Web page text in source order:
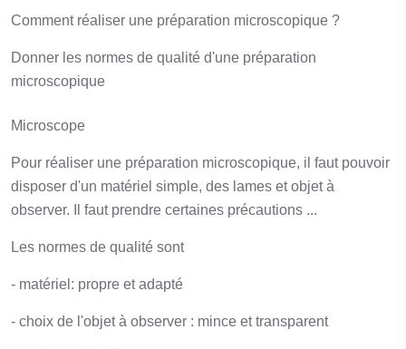
Comment réaliser une préparation microscopique ?
Donner les normes de qualité d'une préparation
microscopique
Microscope
Pour réaliser une préparation microscopique, il faut pouvoir
disposer d'un matériel simple, des lames et objet à
observer. Il faut prendre certaines précautions ...
Les normes de qualité sont
- matériel: propre et adapté
- choix de l'objet à observer : mince et transparent